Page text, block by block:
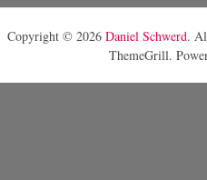
Copyright © 2026 Daniel Schwerd.
ThemeGrill.